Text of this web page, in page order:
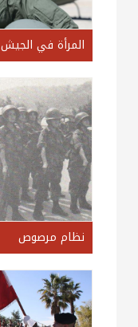
المرأة في الجيش
نظام مرصوص